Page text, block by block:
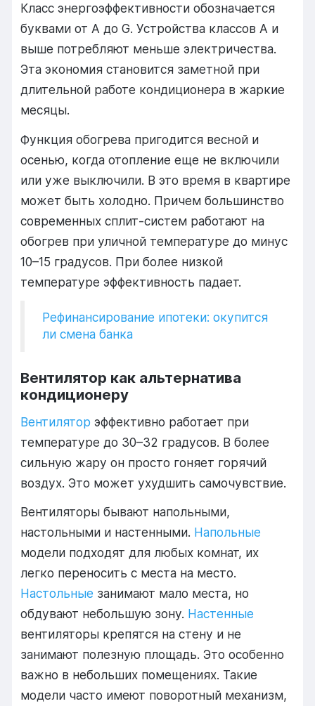
Класс энергоэффективности обозначается
буквами от A до G. Устройства классов A и
выше потребляют меньше электричества.
Эта экономия становится заметной при
длительной работе кондиционера в жаркие
месяцы.
Функция обогрева пригодится весной и
осенью, когда отопление еще не включили
или уже выключили. В это время в квартире
может быть холодно. Причем большинство
современных сплит-систем работают на
обогрев при уличной температуре до минус
10–15 градусов. При более низкой
температуре эффективность падает.
Рефинансирование ипотеки: окупится
ли смена банка
Вентилятор как альтернатива
кондиционеру
Вентилятор эффективно работает при
температуре до 30–32 градусов. В более
сильную жару он просто гоняет горячий
воздух. Это может ухудшить самочувствие.
Вентиляторы бывают напольными,
настольными и настенными. Напольные
модели подходят для любых комнат, их
легко переносить с места на место.
Настольные занимают мало места, но
обдувают небольшую зону. Настенные
вентиляторы крепятся на стену и не
занимают полезную площадь. Это особенно
важно в небольших помещениях. Такие
модели часто имеют поворотный механизм,